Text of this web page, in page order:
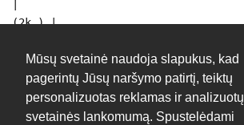
Mūsų svetainė naudoja slapukus, kad
pagerintų Jūsų naršymo patirtį, teiktų
personalizuotas reklamas ir analizuotų
svetainės lankomumą. Spustelėdami
(2k.) |